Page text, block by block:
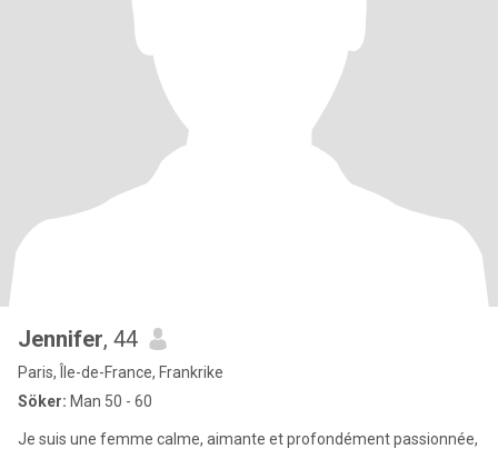
Jennifer, 44
Paris, Île-de-France, Frankrike
Söker: Man 50 - 60
Je suis une femme calme, aimante et profondément passionnée,